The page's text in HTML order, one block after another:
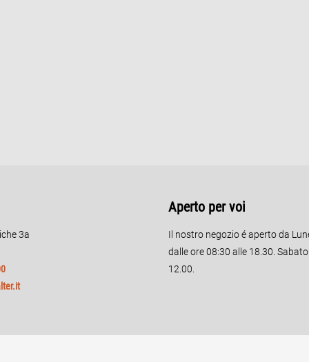
3a
Aperto per voi
Il nostro negozio é aperto da
dalle ore 08:30 alle 18.30.
12.00.